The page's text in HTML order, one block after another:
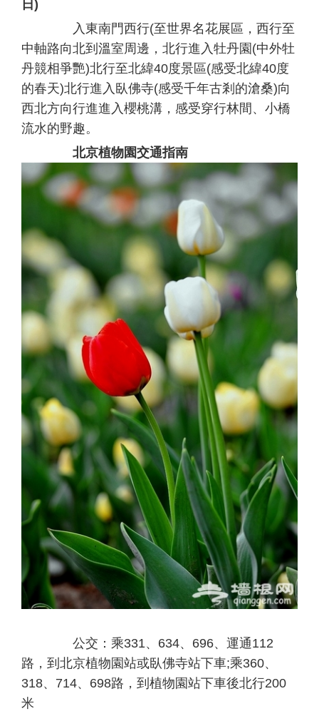
日)
入東南門西行(至世界名花展區，西行至
中軸路向北到溫室周邊，北行進入牡丹園(中外牡
丹競相爭艷)北行至北緯40度景區(感受北緯40度
的春天)北行進入臥佛寺(感受千年古剎的滄桑)向
西北方向行進進入櫻桃溝，感受穿行林間、小橋
流水的野趣。
北京植物園交通指南
公交：乘331、634、696、運通112
路，到北京植物園站或臥佛寺站下車;乘360、
318、714、698路，到植物園站下車後北行200
米